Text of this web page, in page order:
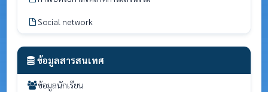
Social network
ข้อมูลสารสนเทศ
ข้อมูลนักเรียน